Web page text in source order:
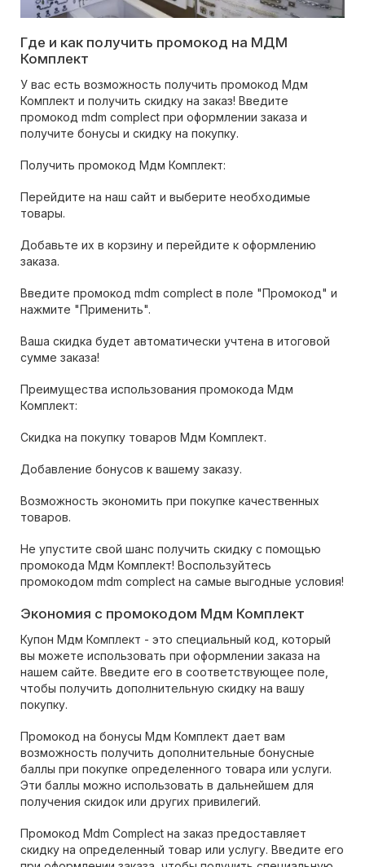
Где и как получить промокод на МДМ
Комплект
У вас есть возможность получить промокод Мдм
Комплект и получить скидку на заказ! Введите
промокод mdm complect при оформлении заказа и
получите бонусы и скидку на покупку.
Получить промокод Мдм Комплект:
Перейдите на наш сайт и выберите необходимые
товары.
Добавьте их в корзину и перейдите к оформлению
заказа.
Введите промокод mdm complect в поле "Промокод" и
нажмите "Применить".
Ваша скидка будет автоматически учтена в итоговой
сумме заказа!
Преимущества использования промокода Мдм
Комплект:
Скидка на покупку товаров Мдм Комплект.
Добавление бонусов к вашему заказу.
Возможность экономить при покупке качественных
товаров.
Не упустите свой шанс получить скидку с помощью
промокода Мдм Комплект! Воспользуйтесь
промокодом mdm complect на самые выгодные условия!
Экономия с промокодом Мдм Комплект
Купон Мдм Комплект - это специальный код, который
вы можете использовать при оформлении заказа на
нашем сайте. Введите его в соответствующее поле,
чтобы получить дополнительную скидку на вашу
покупку.
Промокод на бонусы Мдм Комплект дает вам
возможность получить дополнительные бонусные
баллы при покупке определенного товара или услуги.
Эти баллы можно использовать в дальнейшем для
получения скидок или других привилегий.
Промокод Mdm Complect на заказ предоставляет
скидку на определенный товар или услугу. Введите его